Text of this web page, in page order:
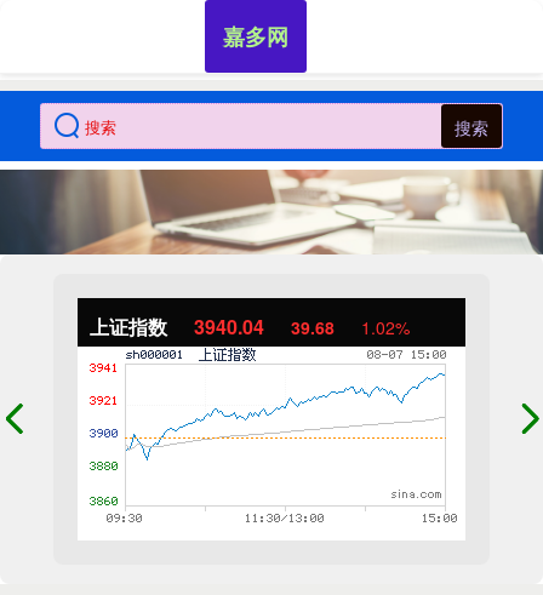
搜索
上证指数 3940.04 39.68 1.02%
嘉多网